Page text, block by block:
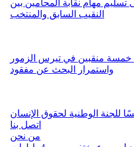
مهام نقابة المحامين بين
النقيب السابق والمنتخب
خمسة منقبين في تيرس الزمور
واستمرار البحث عن مفقود
اتصل بنا
من نحن